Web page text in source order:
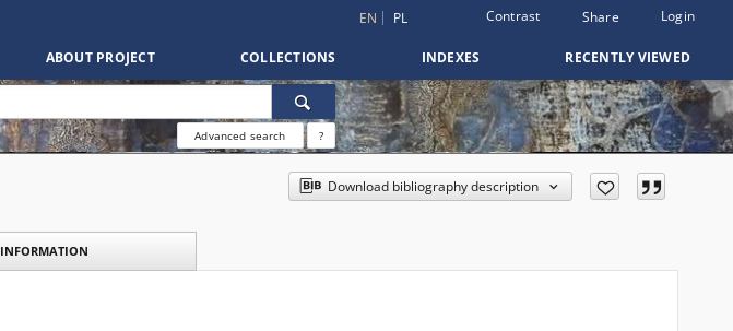
EN PL Contrast Share Login
ABOUT PROJECT COLLECTIONS INDEXES RECENTLY VIEWED
Advanced search ?
Download bibliography description
INFORMATION